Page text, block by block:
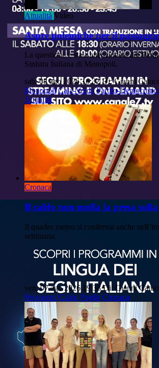
Attualità Video
Aspre polemiche per il
La questione è stata attenzionata dal
Sinistra Italiana di Monopoli.
sab, 08 ago 2026 16:32 Di: Gianni
Monopoli Cala-Verde Partito-
Attualità
Cronaca
Il caldo non molla la presa
Il quadro meteo si conferma anche
settimana.
ven, 07 ago 2026 19:38 Di: Gianni
Previsioni Caldo Puglia Cronaca